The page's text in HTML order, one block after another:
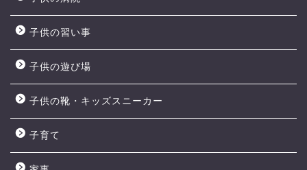
子供の習い事
子供の遊び場
子供の靴・キッズスニーカー
子育て